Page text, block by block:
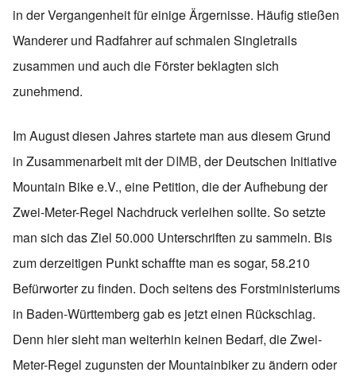
in der Vergangenheit für einige Ärgernisse. Häufig stießen
Wanderer und Radfahrer auf schmalen Singletrails
zusammen und auch die Förster beklagten sich
zunehmend.
Im August diesen Jahres startete man aus diesem Grund
in Zusammenarbeit mit derDIMB, der Deutschen Initiative
Mountain Bike e.V., eine Petition, die der Aufhebung der
Zwei-Meter-Regel Nachdruck verleihen sollte. So setzte
man sich das Ziel 50.000 Unterschriften zu sammeln. Bis
zum derzeitigen Punkt schaffte man es sogar, 58.210
Befürworter zu finden. Doch seitens des Forstministeriums
in Baden-Württemberg gab es jetzt einen Rückschlag.
Denn hier sieht man weiterhin keinen Bedarf, die Zwei-
Meter-Regel zugunsten der Mountainbiker zu ändern oder